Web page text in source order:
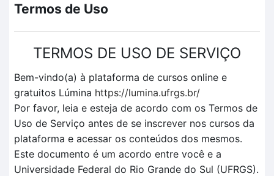
Termos de Uso
TERMOS DE USO DE SERVIÇO
Bem-vindo(a) à plataforma de cursos online e
gratuitos Lúmina https://lumina.ufrgs.br/
Por favor, leia e esteja de acordo com os Termos de
Uso de Serviço antes de se inscrever nos cursos da
plataforma e acessar os conteúdos dos mesmos.
Este documento é um acordo entre você e a
Universidade Federal do Rio Grande do Sul (UFRGS).